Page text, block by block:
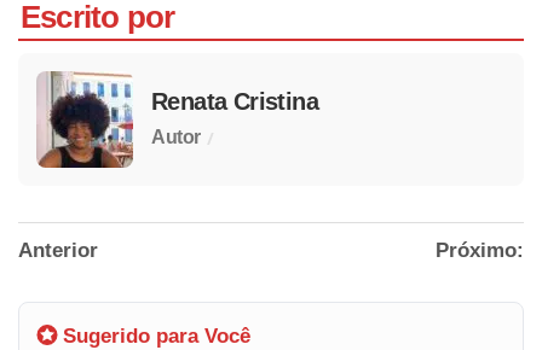
Escrito por
Renata Cristina
Autor /
Anterior Próximo:
Sugerido para Você